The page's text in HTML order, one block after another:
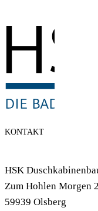
KONTAKT
HSK
Zum Hohlen Morgen
59939 Olsberg